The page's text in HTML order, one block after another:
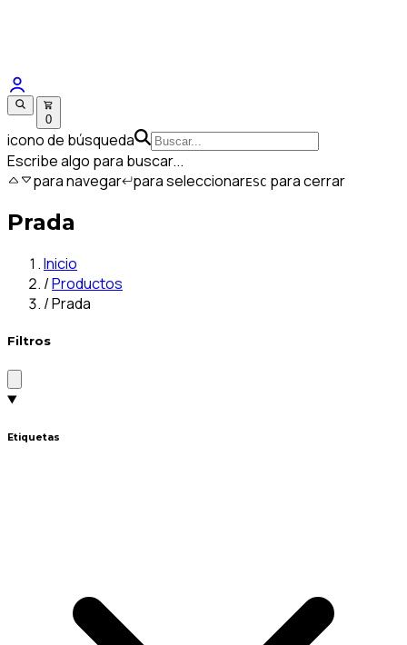
0
icono de búsqueda
Escribe algo para buscar...
para navegar para seleccionarESC para cerrar
Prada
Inicio
/Productos
/Prada
Filtros
Etiquetas